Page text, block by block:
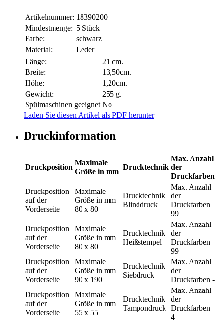
Artikelnummer: 18390200
Mindestmenge: 5 Stück
Farbe:
schwarz
Material:
Leder
Länge:
21 cm.
Breite:
13,50cm.
Höhe:
1,20cm.
Gewicht:
255 g.
Spülmaschinen geeignet No
Laden Sie diesen Artikel als PDF herunter
Druckinformation
Druckposition
Maximale
Größe in mm
Drucktechnik
Max. Anzahl
der
Druckfarben
Druckposition
auf der
Vorderseite
Maximale
Größe in mm
80 x 80
Drucktechnik
Blinddruck
Max. Anzahl
der
Druckfarben
99
Druckposition
auf der
Vorderseite
Maximale
Größe in mm
80 x 80
Drucktechnik
Heißstempel
Max. Anzahl
der
Druckfarben
99
Druckposition
auf der
Vorderseite
Maximale
Größe in mm
90 x 190
Drucktechnik
Siebdruck
Max. Anzahl
der
Druckfarben -
Druckposition
auf der
Vorderseite
Maximale
Größe in mm
55 x 55
Drucktechnik
Tampondruck
Max. Anzahl
der
Druckfarben
4